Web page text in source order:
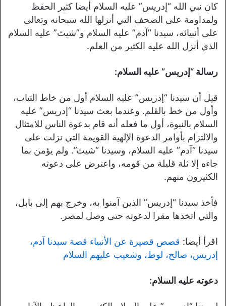
كان نبي الله “إدريس” عليه السلام أيضا كثير الحفظ
ولمداومة على الصحف التي أنزلها الله سبحانه وتعالى
على أنبيائه، سيدنا “آدم” عليه السلام و”شيث” عليه السلام
الذي أنزل الله عليه الكثير من العلم.
رسالة “إدريس” عليه السلام:
قيل أن سيدنا “إدريس” عليه السلام أول من خاط الثياب،
وأول من خط بالقلم. وعندما بعث سيدنا “إدريس” عليه
السلام بالنبوة، أول ما فعله أنه قام بدعوة الناس للامتثال
والالتزام بأوامر الدعوة الإلهية القويمة التي نزلت على
سيدنا “آدم” عليه السلام، وسيدنا “شيث”. ولم يؤمن بما
جاءه إلا ثلة قليلة من قومه، واعترض على دعوته
الكثيرون منهم.
فأخذ سيدنا “إدريس” الذين آمنوا به، وخرج بهم إلى بابل،
والتي اتخذها مقرا لدعوته حتى وصل لمصر.
اقرأ أيضا: قصص قصيرة عن الأنبياء قصة سيدنا آدم،
إدريس، صالح، لوط، وشعيب عليهم السلام
دعوته عليه السلام: